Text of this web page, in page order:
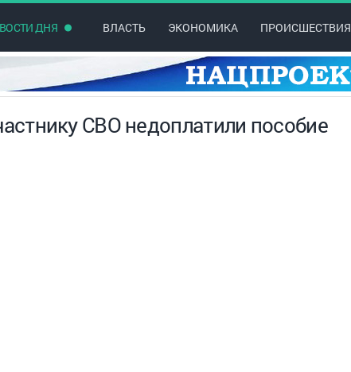
ДНЯ ВЛАСТЬ ЭКОНОМИКА ПРОИСШЕСТВИЯ
СВО недоплатили пособие